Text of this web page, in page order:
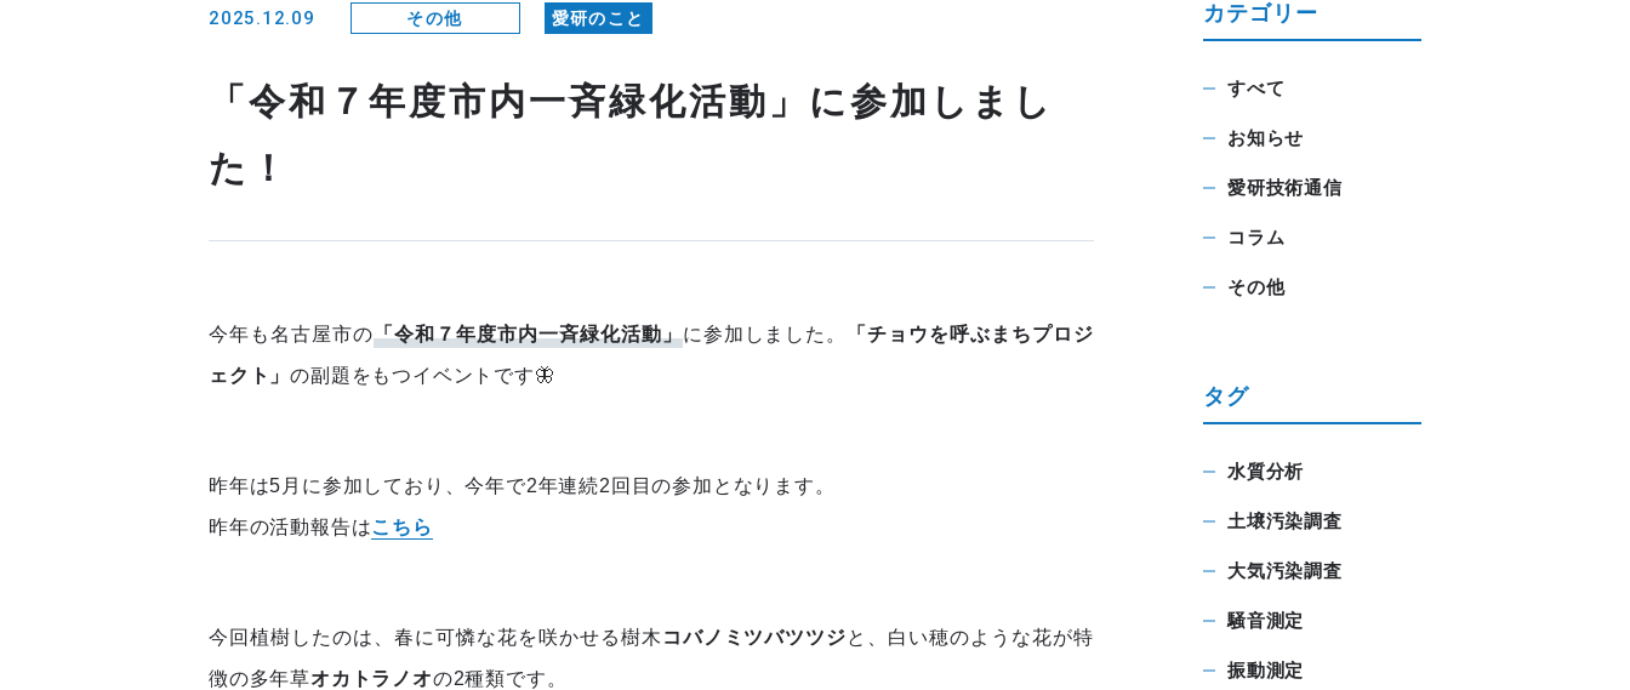
2025.12.09 その他 愛研のこと
「令和７年度市内一斉緑化活動」に参加しまし
た！
今年も名古屋市の「令和７年度市内一斉緑化活動」に参加しました。
「チョウを呼ぶまちプロジ
ェクト」の副題をもつイベントです🦋
昨年は5月に参加しており、今年で2年連続2回目の参加となります。
昨年の活動報告はこちら
今回植樹したのは、春に可憐な花を咲かせる樹木 コバノミツバツツジと、白い穂のような花が特
徴の多年草オカトラノオの2種類です。
カテゴリー
すべて
お知らせ
愛研技術通信
コラム
その他
タグ
水質分析
土壌汚染調査
大気汚染調査
騒音測定
振動測定